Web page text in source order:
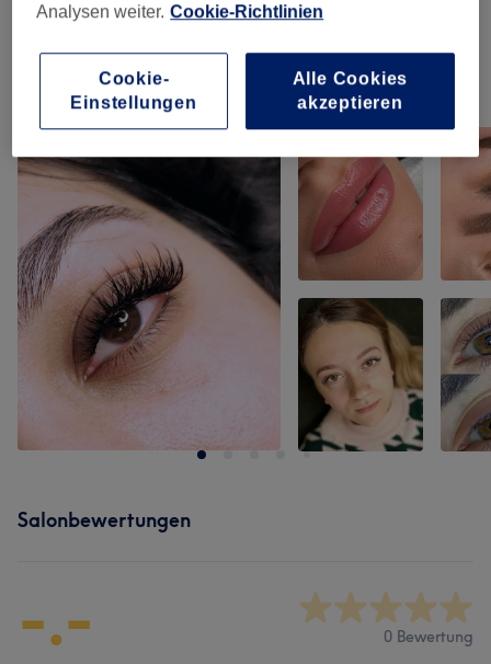
Augenbrauen & Wimpernbehandlungen
Unsere Arbeit
Bild anklicken für weitere Details
Salonbewertungen
-.- 0 Bewertung
Analysen weiter. Cookie-Richtlinien
Cookie-
Einstellungen
Alle Cookies
akzeptieren